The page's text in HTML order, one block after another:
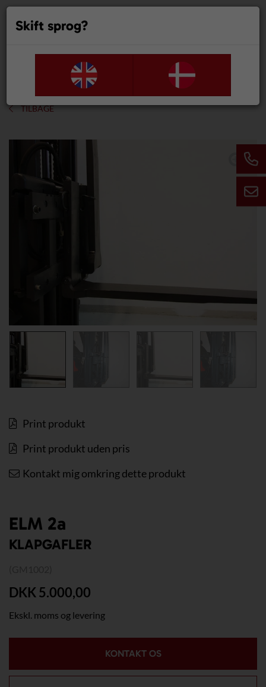
TILBAGE

Print produkt
Print produkt uden pris
Kontakt mig omkring dette produkt
ELM 2a
KLAPGAFLER
DKK 5.000,00
Ekskl. moms og levering
KONTAKT OS
Skift sprog?